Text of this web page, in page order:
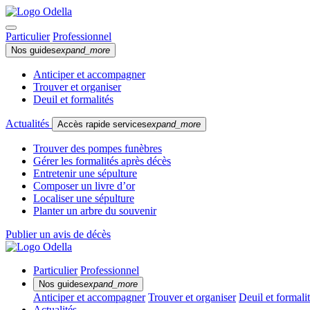
Particulier Professionnel
Nos guidesexpand_more
Anticiper et accompagner
Trouver et organiser
Deuil et formalités
Actualités Accès rapide servicesexpand_more
Trouver des pompes funèbres
Gérer les formalités après décès
Entretenir une sépulture
Composer un livre d’or
Localiser une sépulture
Planter un arbre du souvenir
Publier un avis de décès
Particulier Professionnel
Nos guidesexpand_more
Anticiper et accompagner Trouver et organiser Deuil et